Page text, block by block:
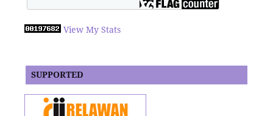
View My Stats
SUPPORTED